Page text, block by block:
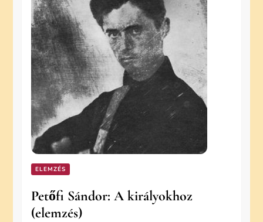
ELEMZÉS
Petőfi Sándor: A királyokhoz
(elemzés)